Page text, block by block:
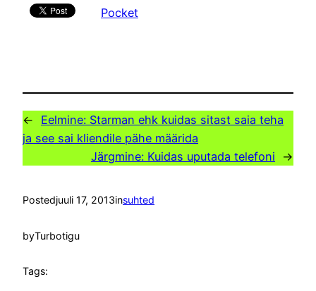
Pocket
← Eelmine: Starman ehk kuidas sitast saia teha
ja see sai kliendile pähe määrida
Järgmine: Kuidas uputada telefoni →
Postedjuuli 17, 2013insuhted
byTurbotigu
Tags: